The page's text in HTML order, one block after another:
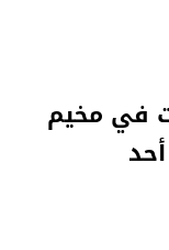
في مخيم